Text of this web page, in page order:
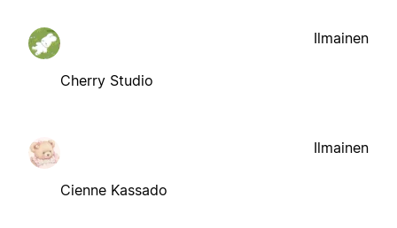
Cherry Studio
Ilmainen
Cienne Kassado
Ilmainen